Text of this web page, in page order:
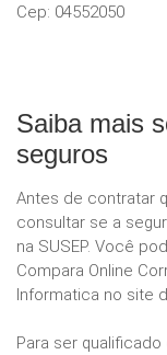
Cep: 04552050
Saiba mais
seguros
Antes de contratar
consultar se a
na SUSEP. Você
Compara Online
Informatica no site
Para ser